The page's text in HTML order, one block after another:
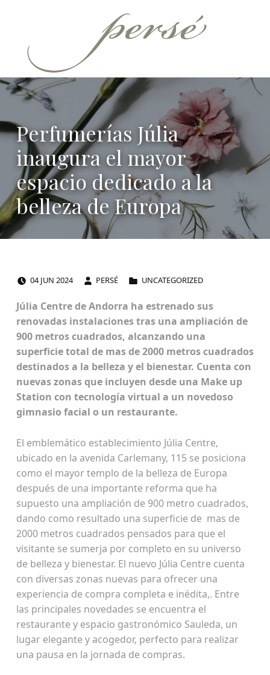
Perfumerías Júlia
inaugura el mayor
espacio dedicado a la
belleza de Europa
04 JUN 2024 PERSÉ UNCATEGORIZED
Júlia Centre de Andorra ha estrenado sus
renovadas instalaciones tras una ampliación de
900 metros cuadrados, alcanzando una
superficie total de mas de 2000 metros cuadrados
destinados a la belleza y el bienestar. Cuenta con
nuevas zonas que incluyen desde una Make up
Station con tecnología virtual a un novedoso
gimnasio facial o un restaurante.
El emblemático establecimiento Júlia Centre,
ubicado en la avenida Carlemany, 115 se posiciona
como el mayor templo de la belleza de Europa
después de una importante reforma que ha
supuesto una ampliación de 900 metro cuadrados,
dando como resultado una superficie de mas de
2000 metros cuadrados pensados para que el
visitante se sumerja por completo en su universo
de belleza y bienestar. El nuevo Júlia Centre cuenta
con diversas zonas nuevas para ofrecer una
experiencia de compra completa e inédita,. Entre
las principales novedades se encuentra el
restaurante y espacio gastronómico Sauleda, un
lugar elegante y acogedor, perfecto para realizar
una pausa en la jornada de compras.